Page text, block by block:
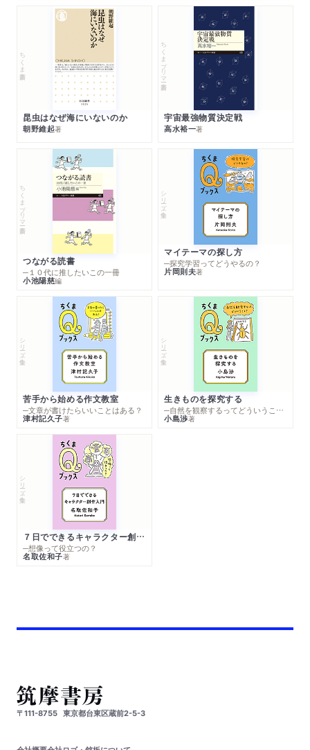
ちくま新書
昆虫はなぜ海にいないのか
朝野維起著
ちくまプリマー新書
宇宙最強物質決定戦
高水裕一著
ちくまプリマー新書
つながる読書
─１０代に推したいこの一冊
小池陽慈編
シリーズ・全集
マイテーマの探し方
─探究学習ってどうやるの？
片岡則夫著
シリーズ・全集
苦手から始める作文教室
─文章が書けたらいいことはある？
津村記久子著
シリーズ・全集
生きものを探究する
─自然を観察するってどういうこと？
小島渉著
シリーズ・全集
７日でできるキャラクター創作入門
─想像って役立つの？
名取佐和子著
〒111-8755 東京都台東区蔵前2-5-3